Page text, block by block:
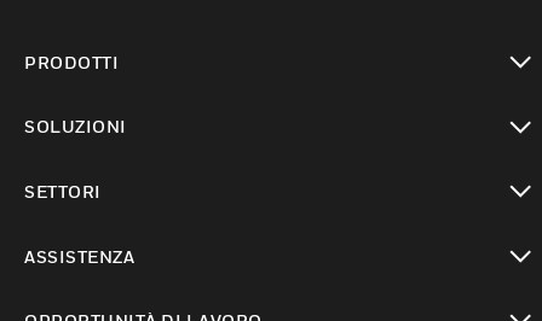
PRODOTTI
SOLUZIONI
SETTORI
ASSISTENZA